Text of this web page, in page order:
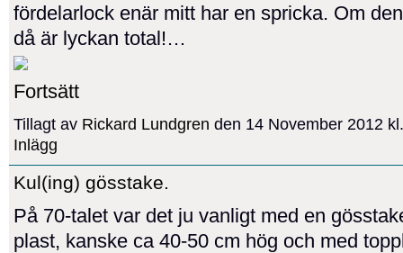
fördelarlock enär mitt har en spricka. Om
då är lyckan total!…
Fortsätt
Tillagt av Rickard Lundgren den 14 November 2012
Inlägg
Kul(ing) gösstake.
På 70-talet var det ju vanligt med en
plast, kanske ca 40-50 cm hög och med